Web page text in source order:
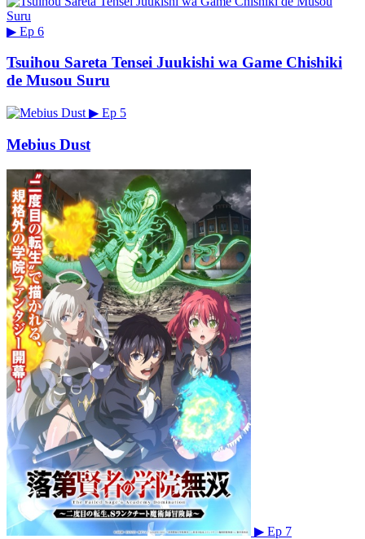
▶ Ep 6
Tsuihou Sareta Tensei Juukishi wa Game Chishiki
de Musou Suru
▶ Ep 5
Mebius Dust
▶ Ep 7